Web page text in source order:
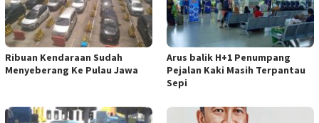
Ribuan Kendaraan Sudah
Menyeberang Ke Pulau Jawa
Arus balik H+1 Penumpang
Pejalan Kaki Masih Terpantau
Sepi